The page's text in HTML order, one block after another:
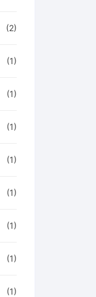
(2)
(1)
(1)
(1)
(1)
(1)
(1)
(1)
(1)